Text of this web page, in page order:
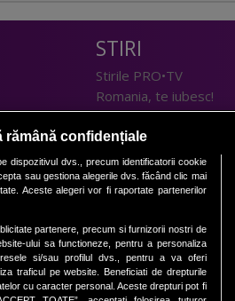
STIRI
Stirile PRO•TV
Romania, te iubesc!
TEHNOLOGIE
I Like IT
SPORT
Sport.ro
PRO•ARENA
rămână confidențiale
dispozitivul dvs., precum identificatorii cookie
sau gestiona alegerile dvs. făcând clic mai
Aceste alegeri vor fi raportate partenerilor
partenere, precum si furnizorii nostri de
ului sa functioneze, pentru a personaliza
si/sau profilul dvs., pentru a va oferi
traficul pe website. Beneficiati de drepturile
cu caracter personal. Aceste drepturi pot fi